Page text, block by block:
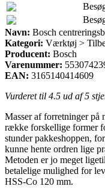
Navn: Bosch
Kategori: Værktøj >
Producent: Bosch
Varenummer:
EAN: 3165140414609
Vurderet til 4.5 ud af 5
Masser af forretninger på
række forskellige former
stunder pakkeshoppen,
kunne hente ordren lige
Metoden er jo meget
betalelige mulighed for
HSS-Co 120 mm.